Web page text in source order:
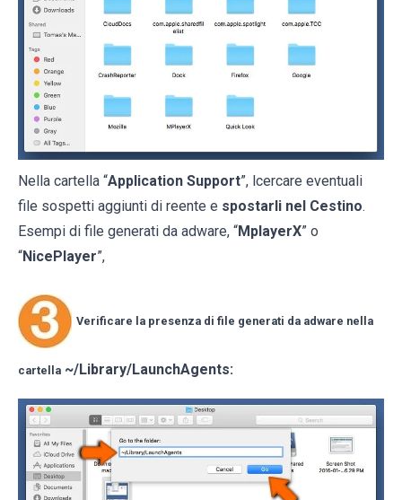
Nella cartella “Application Support”, lcercare eventuali
file sospetti aggiunti di reente e spostarli nel Cestino.
Esempi di file generati da adware, “MplayerX” o
“NicePlayer”,
Verificare la presenza di file generati da adware nella
cartella ~/Library/LaunchAgents: